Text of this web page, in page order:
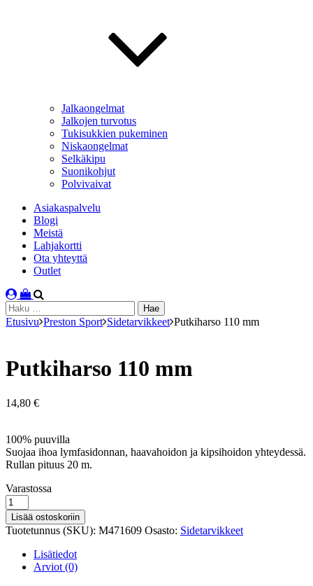
Jalkaongelmat
Jalkojen turvotus
Tukisukkien pukeminen
Niskaongelmat
Selkäkipu
Suonikohjut
Polvivaivat
Asiakaspalvelu
Blogi
Meistä
Lahjakortti
Ota yhteyttä
Outlet
Haku:
Etusivu Preston Sport Sidetarvikkeet Putkiharso 110 mm
Putkiharso 110 mm
14,80 €
100% puuvilla
Suojaa ihoa lymfasidonnan, haavahoidon ja kipsihoidon yhteydessä.
Rullan pituus 20 m.
Varastosaldo
Varastossa
Putkiharso
110
mm
määrä
Lisää ostoskoriin
Tuotetunnus (SKU): M471609 Osasto: Sidetarvikkeet
Lisätiedot
Arviot (0)